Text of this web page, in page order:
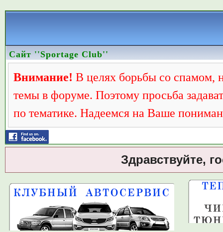
Сайт ''Sportage Club''
Внимание! В целях борьбы со спамом,
темы в форуме. Поэтому просьба
по тематике. Надеемся на Ваше
Здравствуйте,